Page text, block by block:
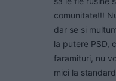
comunitate!!!
dar se si
la putere PSD,
faramituri, nu
mici la